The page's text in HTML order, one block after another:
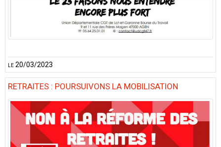
le 20/03/2023
RETRAITES : POURSUIVONS LA MOBILISATION